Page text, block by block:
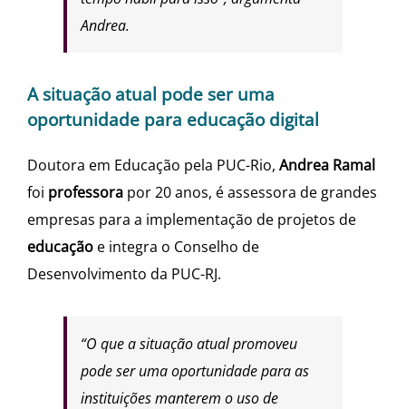
Andrea.
A situação atual pode ser uma
oportunidade para educação digital
Doutora em Educação pela PUC-Rio, Andrea Ramal
foi professora por 20 anos, é assessora de grandes
empresas para a implementação de projetos de
educação e integra o Conselho de
Desenvolvimento da PUC-RJ.
“O que a situação atual promoveu
pode ser uma oportunidade para as
instituições manterem o uso de